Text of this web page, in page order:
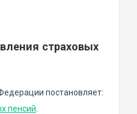
страховых
постановляет:
пенсий